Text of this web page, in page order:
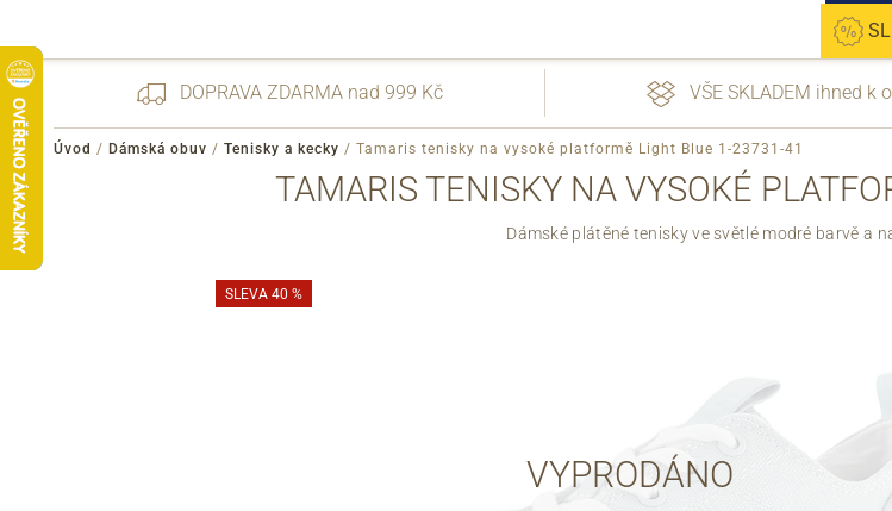
Zapomenuté heslo
Přes
Přes
DOPRAVA ZDARMA nad 999 Kč VŠE SKLADEM ihned k
Úvod / Dámská obuv / Tenisky a kecky / Tamaris tenisky na vysoké platformě Light Blue 1-23731-41
TAMARIS TENISKY NA VYSOKÉ
Dámské plátěné tenisky ve světlé modré barvě a
VYPRODÁNO
SLEVA 40 %